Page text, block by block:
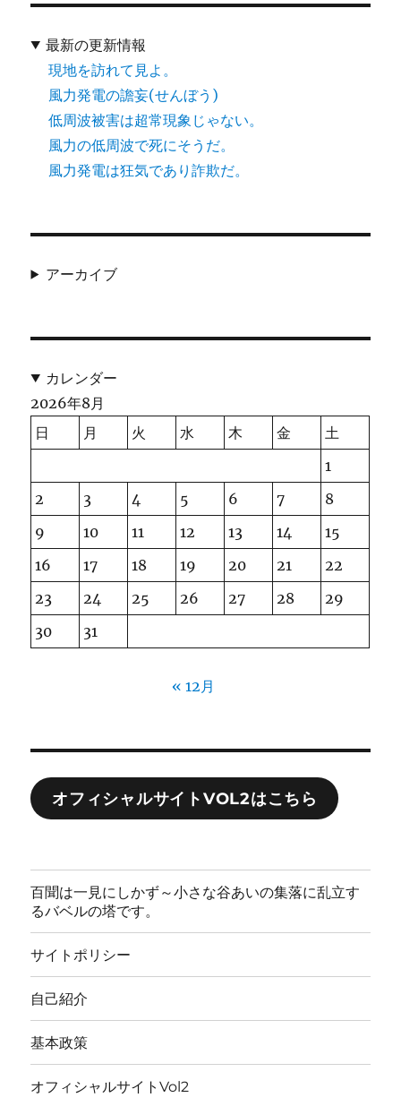
最新の更新情報
現地を訪れて見よ。
風力発電の譫妄(せんぼう)
低周波被害は超常現象じゃない。
風力の低周波で死にそうだ。
風力発電は狂気であり詐欺だ。
アーカイブ
カレンダー
2026年8月
日
月 火 水 木 金
土
1
2
3 4 5 6 7
8
9
10 11 12 13 14
15
16
17 18 19 20 21
22
23
24 25 26 27 28
29
30
31
« 12月
オフィシャルサイトVOL2はこちら
百聞は一見にしかず～小さな谷あいの集落に乱立す
るバベルの塔です。
サイトポリシー
自己紹介
基本政策
オフィシャルサイトVol2